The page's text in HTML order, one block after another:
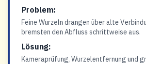
Problem:
Feine Wurzeln drangen über alte
bremsten den Abfluss schrittweise aus.
Lösung:
Kameraprüfung, Wurzelentfernung und